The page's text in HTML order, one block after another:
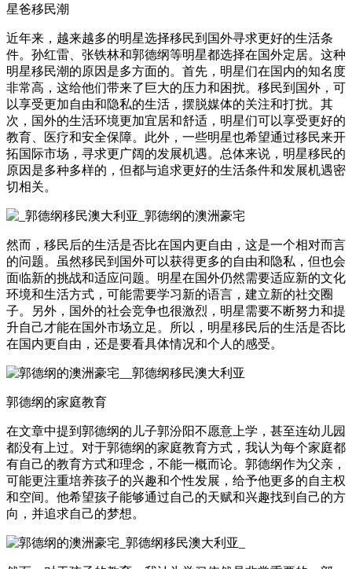
星爸移民潮
近年来，越来越多的明星选择移民到国外寻求更好的生活条
件。孙红雷、张铁林和郭德纲等明星都选择在国外定居。这种
明星移民潮的原因是多方面的。首先，明星们在国内的知名度
非常高，这给他们带来了巨大的压力和困扰。移民到国外，可
以享受更加自由和隐私的生活，摆脱媒体的关注和打扰。其
次，国外的生活环境更加宜居和舒适，明星们可以享受更好的
教育、医疗和安全保障。此外，一些明星也希望通过移民来开
拓国际市场，寻求更广阔的发展机遇。总体来说，明星移民的
原因是多种多样的，但都与追求更好的生活条件和发展机遇密
切相关。
然而，移民后的生活是否比在国内更自由，这是一个相对而言
的问题。虽然移民到国外可以获得更多的自由和隐私，但也会
面临新的挑战和适应问题。明星在国外仍然需要适应新的文化
环境和生活方式，可能需要学习新的语言，建立新的社交圈
子。另外，国外的社会竞争也很激烈，明星需要不断努力和提
升自己才能在国外市场立足。所以，明星移民后的生活是否比
在国内更自由，还是要看具体情况和个人的感受。
郭德纲的家庭教育
在文章中提到郭德纲的儿子郭汾阳不愿意上学，甚至连幼儿园
都没有上过。对于郭德纲的家庭教育方式，我认为每个家庭都
有自己的教育方式和理念，不能一概而论。郭德纲作为父亲，
可能更注重培养孩子的兴趣和个性发展，给予他更多的自主权
和空间。他希望孩子能够通过自己的天赋和兴趣找到自己的方
向，并追求自己的梦想。